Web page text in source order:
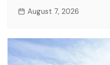
August 7, 2026